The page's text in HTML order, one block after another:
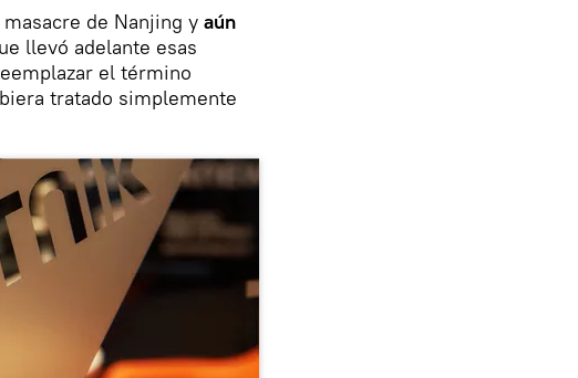
de Nanjing y aún
llevó adelante esas
el término
tratado simplemente